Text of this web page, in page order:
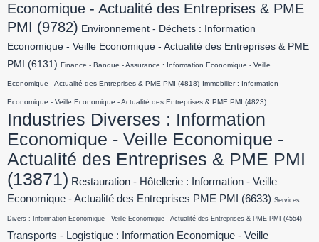
Economique - Actualité des Entreprises & PME
PMI (9782) Environnement - Déchets : Information
Economique - Veille Economique - Actualité des Entreprises & PME
PMI
(6131) Finance - Banque - Assurance : Information Economique - Veille
Economique - Actualité des Entreprises & PME PMI (4818) Immobilier : Information
Economique - Veille Economique - Actualité des Entreprises & PME PMI (4823)
Industries Diverses : Information
Economique - Veille Economique -
Actualité des Entreprises & PME PMI
(13871) Restauration - Hôtellerie : Information - Veille
Economique - Actualité des Entreprises PME PMI
(6633) Services
Divers : Information Economique - Veille Economique - Actualité des Entreprises & PME PMI (4554)
Transports - Logistique : Information Economique - Veille